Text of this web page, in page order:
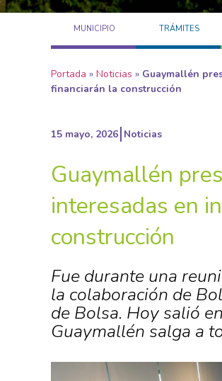
MUNICIPIO TRÁMITES
Portada » Noticias » Guaymallén
financiarán la construcción
15 mayo, 2026 Noticias
Guaymallén
interesadas en
construcción
Fue durante una
la colaboración de
de Bolsa. Hoy salió
Guaymallén salga a